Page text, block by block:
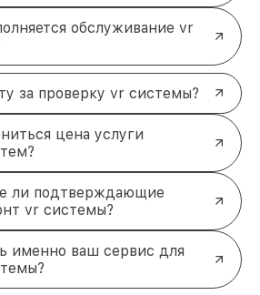
обслуживание vr
за проверку vr системы?
цена услуги
ли подтверждающие
vr системы?
именно ваш сервис для